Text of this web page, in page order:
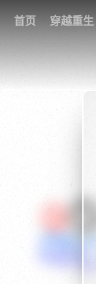
首页 穿越重生
我